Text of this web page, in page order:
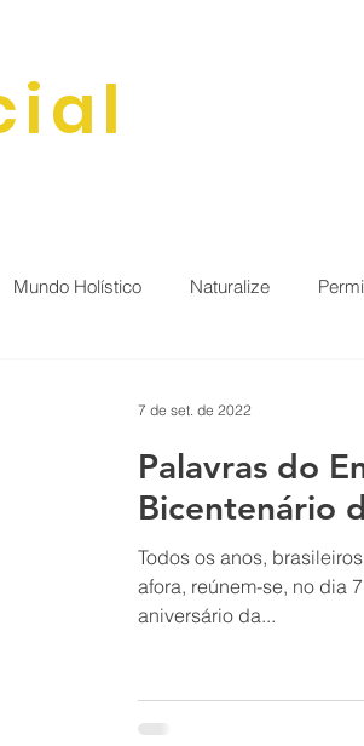
Mundo Holístico Naturalize
Palavras do
Bicentenário
Todos os anos, brasileiros residentes no Brasil e mundo
afora, reúnem-se, no dia 7 de setembro, para celebrar o
aniversário da...
7 de set. de 2022